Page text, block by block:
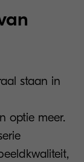
staan in
optie meer.